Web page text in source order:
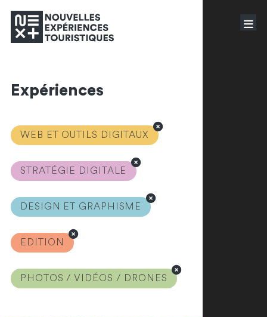
Expériences
WEB ET OUTILS DIGITAUX
STRATÉGIE DIGITALE
DESIGN ET GRAPHISME
EDITION
PHOTOS / VIDÉOS / DRONES